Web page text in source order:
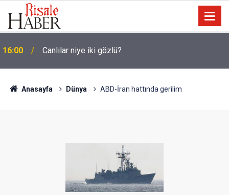
16:00 Canlılar niye iki gözlü?
Anasayfa Dünya ABD-İran hattında gerilim